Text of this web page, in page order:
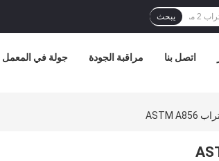
يبحث
جولة في المعمل مراقبة الجودة اتصل بنا